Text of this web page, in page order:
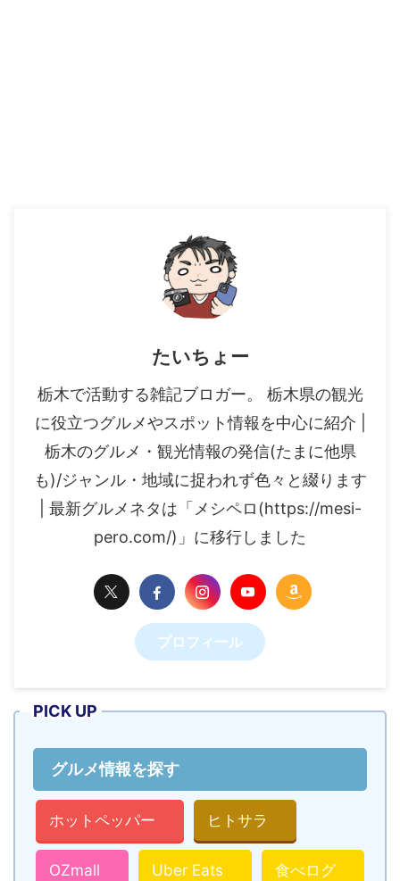
たいちょー
栃木で活動する雑記ブロガー。 栃木県の観光
に役立つグルメやスポット情報を中心に紹介 |
栃木のグルメ・観光情報の発信(たまに他県
も)/ジャンル・地域に捉われず色々と綴ります
| 最新グルメネタは「メシペロ(https://mesi-
pero.com/)」に移行しました
プロフィール
PICK UP
グルメ情報を探す
ホットペッパー ヒトサラ
OZmall Uber Eats 食べログ